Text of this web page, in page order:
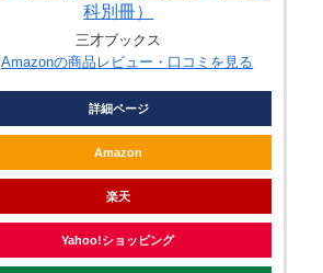
科別冊）
三才ブックス
Amazonの商品レビュー・口コミを見る
詳細ページ
Amazon
楽天
Yahoo!ショッピング